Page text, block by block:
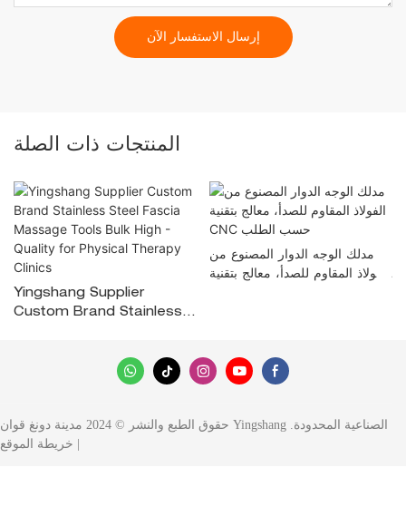
إرسال الاستفسار الآن
المنتجات ذات الصلة
Yingshang Supplier
Custom Brand Stainless
For Physical Therapy
مدلك الوجه الدوار المصنوع من
الفولاذ المقاوم للصدأ، معالج بتقنية
حقوق الطبع والنشر © 2024 مدينة دونغ قوان Yingshang الصناعية المحدودة.
خريطة الموقع